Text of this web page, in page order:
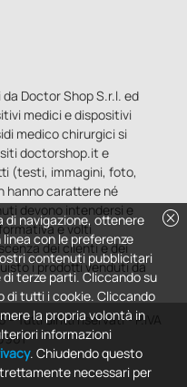
Doctor Shop S.r.l. ed
medici e dispositivi
medico chirurgici si
doctorshop.it e
(testi, immagini, foto,
hanno carattere né
devono intendersi e
e volti
dei clienti e dei
i prodotti venduti da
Tutti diritti riservati - P.IVA
cancel
di navigazione, ottenere
con le preferenze
contenuti pubblicitari
terze parti. Cliccando su
di tutti i cookie. Cliccando
la propria volontà in
informazioni
. Chiudendo questo
necessari per